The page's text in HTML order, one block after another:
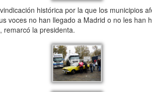
histórica por la que los municipios
voces no han llegado a Madrid o no les
remarcó la presidenta.